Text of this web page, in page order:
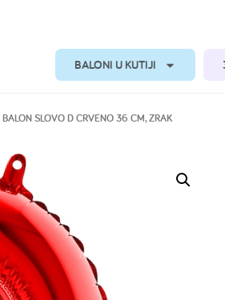
BALONI U KUTIJI
SLOVO D CRVENO 36 CM, ZRAK